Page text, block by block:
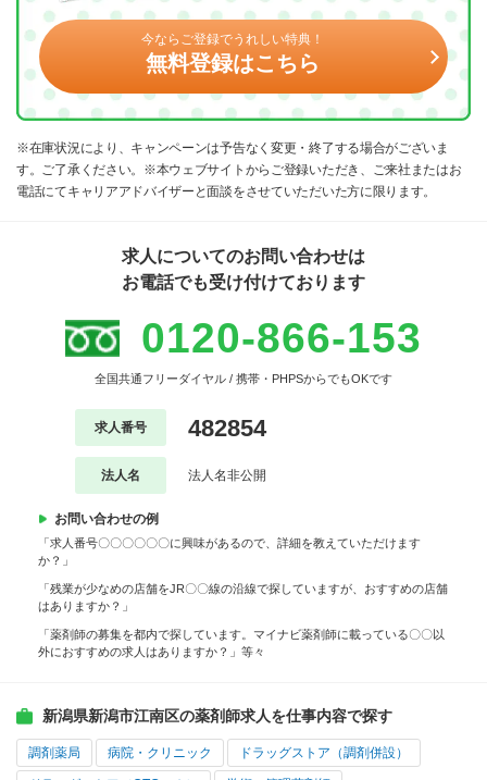
今ならご登録でうれしい特典！
無料登録はこちら
※在庫状況により、キャンペーンは予告なく変更・終了する場合がございま
す。ご了承ください。※本ウェブサイトからご登録いただき、ご来社またはお
電話にてキャリアアドバイザーと面談をさせていただいた方に限ります。
求人についてのお問い合わせは
お電話でも受け付けております
0120-866-153
全国共通フリーダイヤル / 携帯・PHPSからでもOKです
求人番号 482854
法人名 法人名非公開
お問い合わせの例
「求人番号〇〇〇〇〇〇に興味があるので、詳細を教えていただけます
か？」
「残業が少なめの店舗をJR〇〇線の沿線で探していますが、おすすめの店舗
はありますか？」
「薬剤師の募集を都内で探しています。マイナビ薬剤師に載っている〇〇以
外におすすめの求人はありますか？」等々
新潟県新潟市江南区の薬剤師求人を仕事内容で探す
調剤薬局 病院・クリニック ドラッグストア（調剤併設）